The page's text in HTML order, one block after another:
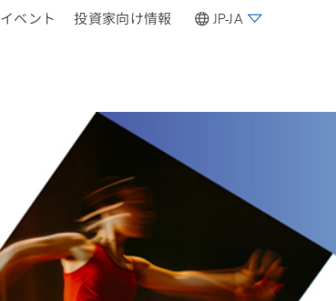
イベント 投資家向け情報 JP-JA